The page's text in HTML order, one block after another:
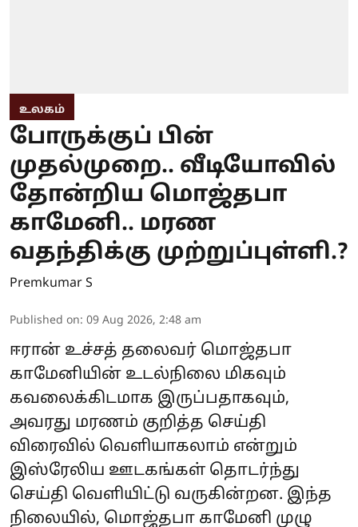
உலகம்
போருக்குப் பின்
முதல்முறை.. வீடியோவில்
தோன்றிய மொஜ்தபா
காமேனி.. மரண
வதந்திக்கு முற்றுப்புள்ளி.?
Premkumar S
Published on: 09 Aug 2026, 2:48 am
ஈரான் உச்சத் தலைவர் மொஜ்தபா
காமேனியின் உடல்நிலை மிகவும்
கவலைக்கிடமாக இருப்பதாகவும்,
அவரது மரணம் குறித்த செய்தி
விரைவில் வெளியாகலாம் என்றும்
இஸ்ரேலிய ஊடகங்கள் தொடர்ந்து
செய்தி வெளியிட்டு வருகின்றன. இந்த
நிலையில், மொஜ்தபா காமேனி முழு